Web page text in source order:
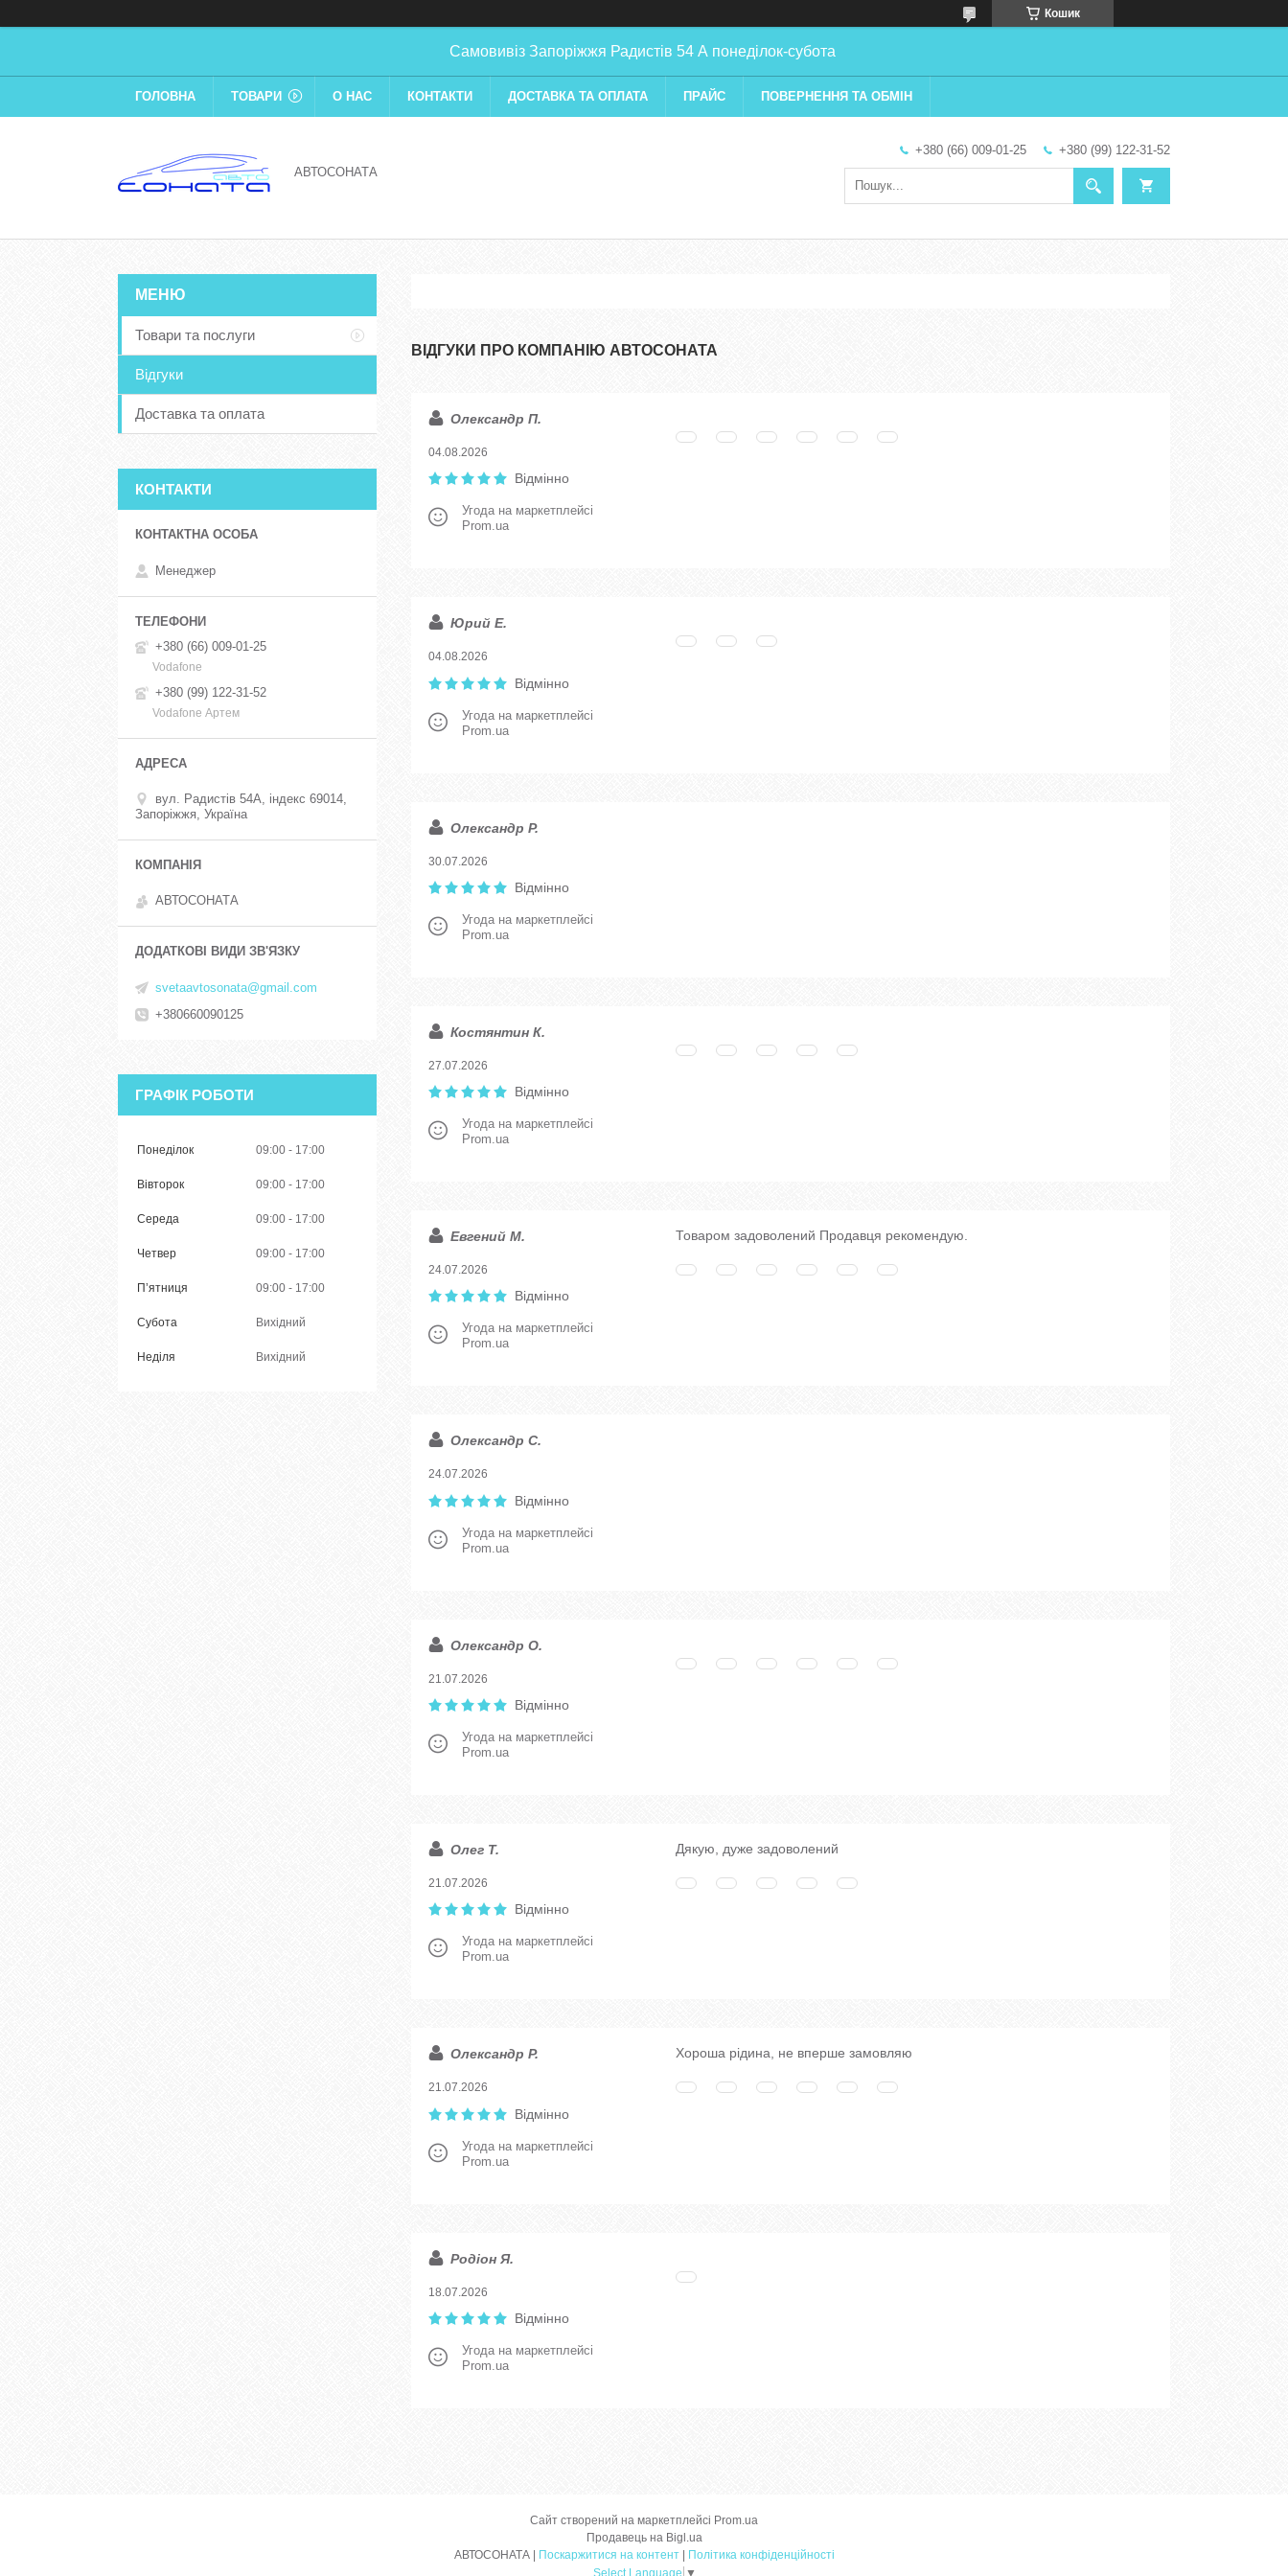
Кошик
Самовивіз Запоріжжя Радистів 54 А понеділок-субота
ГОЛОВНА ТОВАРИ О НАС КОНТАКТИ ДОСТАВКА ТА ОПЛАТА ПРАЙС ПОВЕРНЕННЯ ТА ОБМІН
АВТОСОНАТА
+380 (66) 009-01-25 +380 (99) 122-31-52
ВІДГУКИ ПРО КОМПАНІЮ АВТОСОНАТА
Олександр П.
04.08.2026
Відмінно
Угода на маркетплейсі
Prom.ua
Юрий Е.
04.08.2026
Відмінно
Угода на маркетплейсі
Prom.ua
Олександр Р.
30.07.2026
Відмінно
Угода на маркетплейсі
Prom.ua
Костянтин К.
27.07.2026
Відмінно
Угода на маркетплейсі
Prom.ua
Евгений М.
24.07.2026
Відмінно
Угода на маркетплейсі
Prom.ua
Товаром задоволений Продавця рекомендую.
Олександр С.
24.07.2026
Відмінно
Угода на маркетплейсі
Prom.ua
Олександр О.
21.07.2026
Відмінно
Угода на маркетплейсі
Prom.ua
Олег Т.
21.07.2026
Відмінно
Угода на маркетплейсі
Prom.ua
Дякую, дуже задоволений
Олександр Р.
21.07.2026
Відмінно
Угода на маркетплейсі
Prom.ua
Хороша рідина, не вперше замовляю
Родіон Я.
18.07.2026
Відмінно
Угода на маркетплейсі
Prom.ua
Товари та послуги
Відгуки
Доставка та оплата
КОНТАКТИ
Менеджер
+380 (66) 009-01-25
Vodafone
+380 (99) 122-31-52
Vodafone Артем
вул. Радистів 54А, індекс 69014,
Запоріжжя, Україна
АВТОСОНАТА
svetaavtosonata@gmail.com
+380660090125
ГРАФІК РОБОТИ
Понеділок 09:00 17:00
Вівторок 09:00 17:00
Середа 09:00 17:00
Четвер 09:00 17:00
Пʼятниця 09:00 17:00
Субота Вихідний
Неділя Вихідний
Сайт створений на маркетплейсі Prom.ua
Продавець на Bigl.ua
Поскаржитися на контент
Політика конфіденційності
Select Language ▼